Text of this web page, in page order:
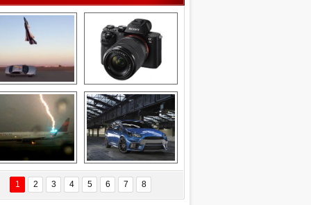
KÖYATASI
Vatan !
Savaş uçağı
pilotundan
muhteşem gösteri
Sony Alpha 7R II ön
inceleme
Delta uçağına
yıldırım çarptı
Ford Focus RS
(2015)
1 2 3 4 5 6 7 8